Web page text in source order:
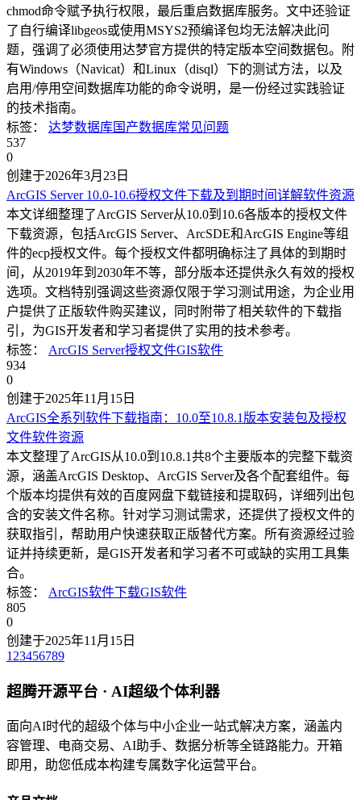
chmod命令赋予执行权限，最后重启数据库服务。文中还验证
了自行编译libgeos或使用MSYS2预编译包均无法解决此问
题，强调了必须使用达梦官方提供的特定版本空间数据包。附
有Windows（Navicat）和Linux（disql）下的测试方法，以及
启用/停用空间数据库功能的命令说明，是一份经过实践验证
的技术指南。
标签： 达梦数据库国产数据库常见问题
537
0
创建于2026年3月23日
ArcGIS Server 10.0-10.6授权文件下载及到期时间详解软件资源
本文详细整理了ArcGIS Server从10.0到10.6各版本的授权文件
下载资源，包括ArcGIS Server、ArcSDE和ArcGIS Engine等组
件的ecp授权文件。每个授权文件都明确标注了具体的到期时
间，从2019年到2030年不等，部分版本还提供永久有效的授权
选项。文档特别强调这些资源仅限于学习测试用途，为企业用
户提供了正版软件购买建议，同时附带了相关软件的下载指
引，为GIS开发者和学习者提供了实用的技术参考。
标签： ArcGIS Server授权文件GIS软件
934
0
创建于2025年11月15日
ArcGIS全系列软件下载指南：10.0至10.8.1版本安装包及授权
文件软件资源
本文整理了ArcGIS从10.0到10.8.1共8个主要版本的完整下载资
源，涵盖ArcGIS Desktop、ArcGIS Server及各个配套组件。每
个版本均提供有效的百度网盘下载链接和提取码，详细列出包
含的安装文件名称。针对学习测试需求，还提供了授权文件的
获取指引，帮助用户快速获取正版替代方案。所有资源经过验
证并持续更新，是GIS开发者和学习者不可或缺的实用工具集
合。
标签： ArcGIS软件下载GIS软件
805
0
创建于2025年11月15日
1 23456789
超腾开源平台 · AI超级个体利器
面向AI时代的超级个体与中小企业一站式解决方案，涵盖内
容管理、电商交易、AI助手、数据分析等全链路能力。开箱
即用，助您低成本构建专属数字化运营平台。